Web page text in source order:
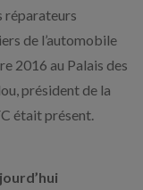
réparateurs
de l’automobile
2016 au Palais des
président de la
était présent.